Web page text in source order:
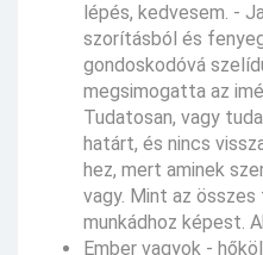
lépés, kedvesem. -
szorításból és
gondoskodóvá
megsimogatta az
Tudatosan, vagy
határt, és nincs
hez, mert aminek
vagy. Mint az összes
munkádhoz képest.
Ember vagyok -